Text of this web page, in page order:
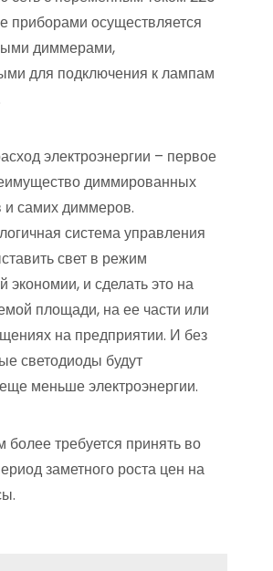
приборами осуществляется
диммерами,
для подключения к лампам
электроэнергии – первое
диммированных
и самих диммеров.
система управления
свет в режим
экономии, и сделать это на
площади, на ее части или
на предприятии. И без
светодиоды будут
меньше электроэнергии.
более требуется принять во
заметного роста цен на